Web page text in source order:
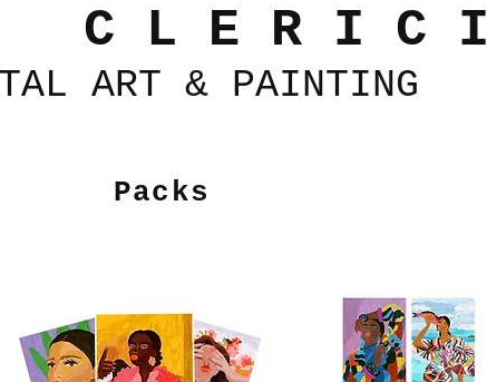
C L E R I C I
ART & PAINTING
Packs